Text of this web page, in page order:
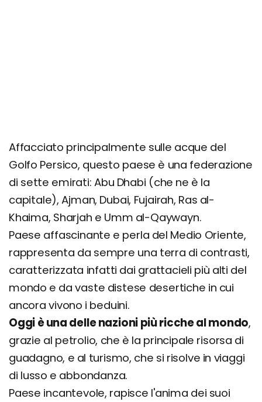
Sicurezza, visto e documenti necessari
Viaggiare informati: info utili
Affacciato principalmente sulle acque del
Golfo Persico, questo paese è una federazione
di sette emirati: Abu Dhabi (che ne è la
capitale), Ajman, Dubai, Fujairah, Ras al-
Khaima, Sharjah e Umm al-Qaywayn.
Paese affascinante e perla del Medio Oriente,
rappresenta da sempre una terra di contrasti,
caratterizzata infatti dai grattacieli più alti del
mondo e da vaste distese desertiche in cui
ancora vivono i beduini.
Oggi è una delle nazioni più ricche al mondo,
grazie al petrolio, che è la principale risorsa di
guadagno, e al turismo, che si risolve in viaggi
di lusso e abbondanza.
Paese incantevole, rapisce l'anima dei suoi